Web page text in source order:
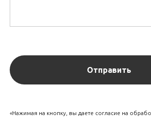
Отправить
«Нажимая на кнопку, вы даете согласие на